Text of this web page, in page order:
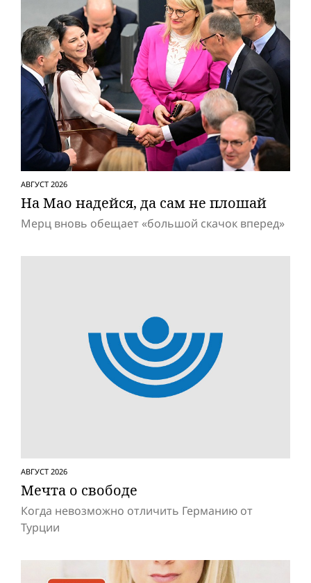
АВГУСТ 2026
На Мао надейся, да сам не плошай
Мерц вновь обещает «большой скачок вперед»
АВГУСТ 2026
Мечта о свободе
Когда невозможно отличить Германию от
Турции